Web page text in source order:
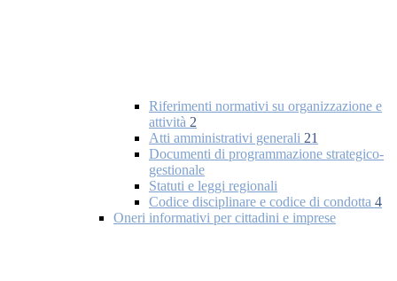
Riferimenti normativi su organizzazione e
attività 2
Atti amministrativi generali 21
Documenti di programmazione strategico-
gestionale
Statuti e leggi regionali
Codice disciplinare e codice di condotta 4
Oneri informativi per cittadini e imprese